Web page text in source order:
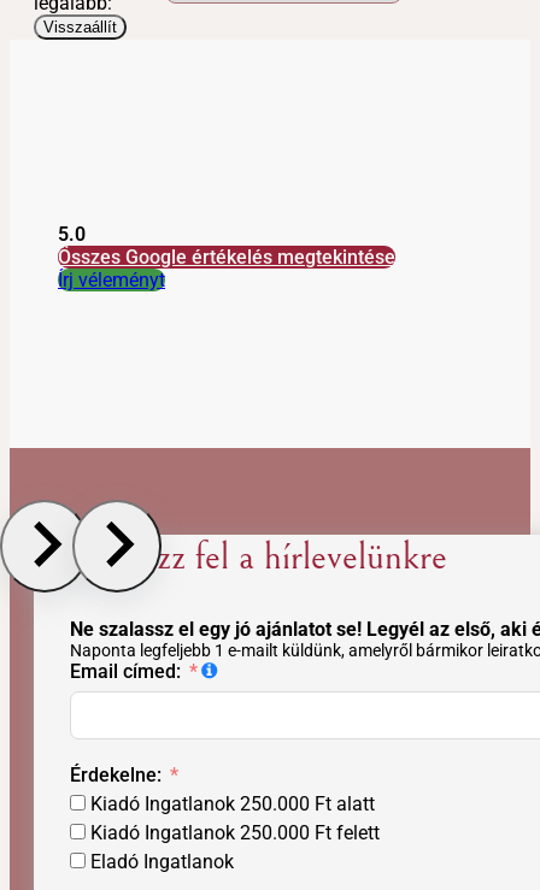
Visszaállít
5.0
Összes Google értékelés megtekintése
Írj véleményt
Iratkozz fel a hírlevelünkre
Ne szalassz el egy jó ajánlatot se! Legyél az első,
Naponta legfeljebb 1 e-mailt küldünk, amelyről bármikor
Email címed:
Érdekelne:
Kiadó Ingatlanok 250.000 Ft alatt
Kiadó Ingatlanok 250.000 Ft felett
Eladó Ingatlanok